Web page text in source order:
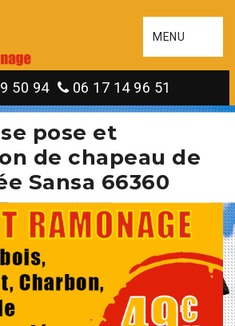
MENU
50 94 06 17 14 96 51
pose et
de chapeau de
Sansa 66360